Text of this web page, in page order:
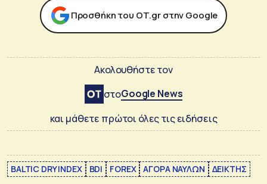
Προσθήκη του ΟΤ.gr στην Google
Ακολουθήστε τον
στοGoogle News
και μάθετε πρώτοι όλες τις ειδήσεις
BALTIC DRY INDEX BDI FOREX ΑΓΟΡΑ ΝΑΥΛΩΝ ΔΕΙΚΤΗΣ